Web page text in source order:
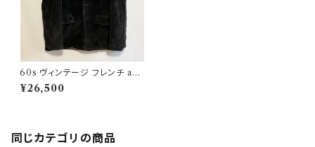
60s ヴィンテージ フレンチ ado
lphe lafont コーデュロイジャ
ケット ワークジャケット
¥26,500
同じカテゴリの商品